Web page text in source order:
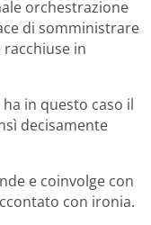
orchestrazione
di somministrare
in
in questo caso il
decisamente
e coinvolge con
con ironia.